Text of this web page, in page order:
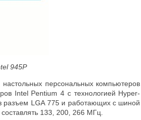
945P
персональных компьютеров
Intel Pentium 4 с технологией Hyper-
разъем LGA 775 и работающих с шиной
133, 200, 266 МГц.